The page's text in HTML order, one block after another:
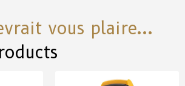
vous plaire...